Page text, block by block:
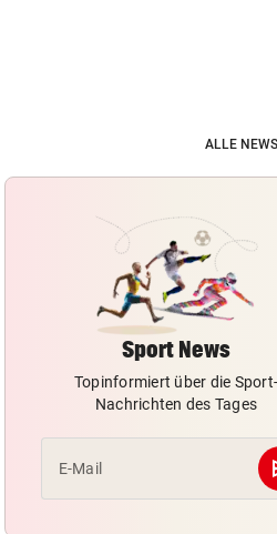
ALLE
Sport News
Topinformiert über die Sport-
Nachrichten des Tages
E-Mail